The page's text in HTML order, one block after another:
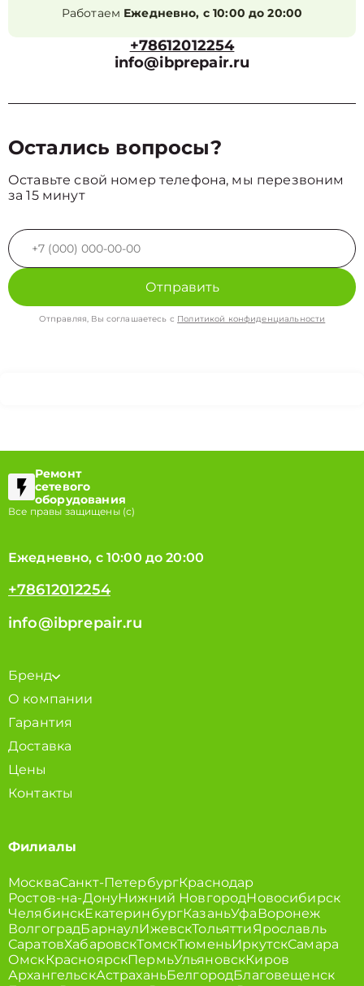
Работаем Ежедневно, с 10:00 до 20:00
+78612012254
info@ibprepair.ru
Остались вопросы?
Оставьте свой номер телефона, мы перезвоним
за 15 минут
Отправить
Отправляя, Вы соглашаетесь с Политикой конфиденциальности
Ремонт
сетевого
оборудования
Все правы защищены (с)
Ежедневно, с 10:00 до 20:00
+78612012254
info@ibprepair.ru
Бренд
О компании
Гарантия
Доставка
Цены
Контакты
Филиалы
МоскваСанкт-ПетербургКраснодар
Ростов-на-ДонуНижний НовгородНовосибирск
ЧелябинскЕкатеринбургКазаньУфаВоронеж
ВолгоградБарнаулИжевскТольяттиЯрославль
СаратовХабаровскТомскТюменьИркутскСамара
ОмскКрасноярскПермьУльяновскКиров
АрхангельскАстраханьБелгородБлаговещенск